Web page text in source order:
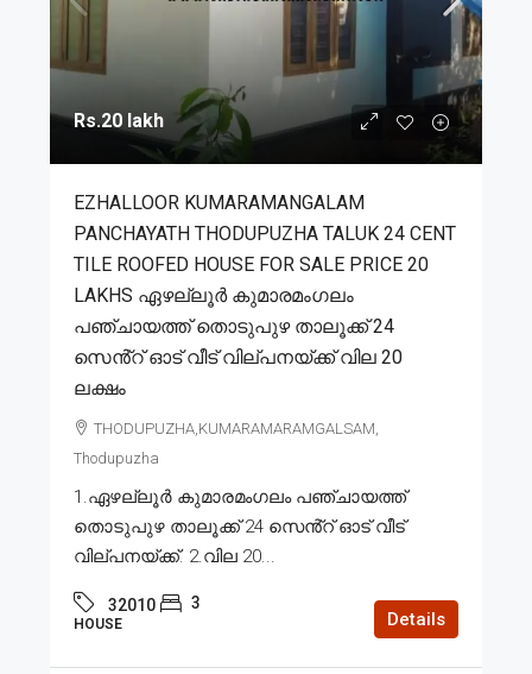
Rs.20 lakh
EZHALLOOR KUMARAMANGALAM
PANCHAYATH THODUPUZHA TALUK 24 CENT
TILE ROOFED HOUSE FOR SALE PRICE 20
LAKHS ഏഴല്ലൂർ കുമാരമംഗലം
പഞ്ചായത്ത് തൊടുപുഴ താലൂക്ക് 24
സെൻ്റ് ഓട് വീട് വില്പനയ്ക്ക് വില 20
ലക്ഷം
THODUPUZHA,KUMARAMARAMGALSAM,
Thodupuzha
1.ഏഴല്ലൂർ കുമാരമംഗലം പഞ്ചായത്ത്
തൊടുപുഴ താലൂക്ക് 24 സെൻ്റ് ഓട് വീട്
വില്പനയ്ക്ക്. 2.വില 20...
32010 3
HOUSE Details